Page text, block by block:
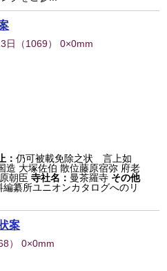
日 （1069） 0×0mm
：仍可被載免除之状 言上如
造 大塚佐伯 散位藤原宿弥 府老
朝臣 寺社名： 曼茶羅寺 その他
編纂所ユニオンカタログへのリ
案
） 0×0mm